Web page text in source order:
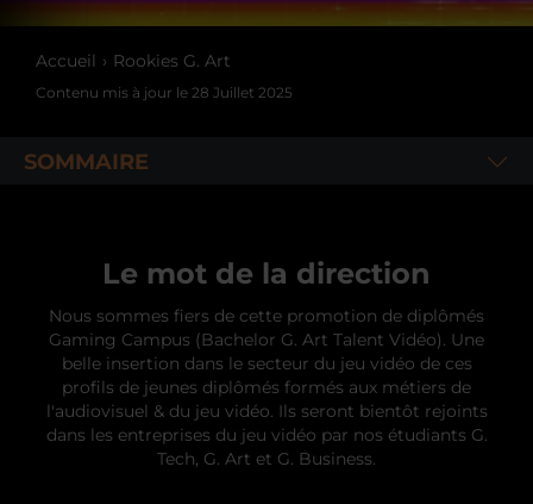
Accueil Rookies G. Art
Contenu mis à jour le 28 Juillet 2025
SOMMAIRE
Le mot de la direction
Nous sommes fiers de cette promotion de diplômés
Gaming Campus (Bachelor G. Art Talent Vidéo). Une
belle insertion dans le secteur du jeu vidéo de ces
profils de jeunes diplômés formés aux métiers de
l'audiovisuel & du jeu vidéo. Ils seront bientôt rejoints
dans les entreprises du jeu vidéo par nos étudiants G.
Tech, G. Art et G. Business.